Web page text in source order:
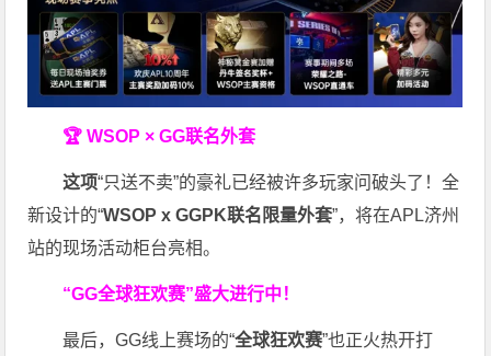
🏆 WSOP × GG联名外套
这项“只送不卖”的豪礼已经被许多玩家问破头了！全
新设计的“WSOP x GGPK联名限量外套”，将在APL济州
站的现场活动柜台亮相。
“GG全球狂欢赛”盛大进行中！
最后，GG线上赛场的“全球狂欢赛”也正火热开打